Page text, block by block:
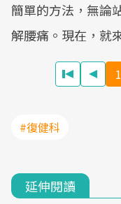
簡單的方法，無論
解腰痛。現在，就
1
#復健科
延伸閱讀